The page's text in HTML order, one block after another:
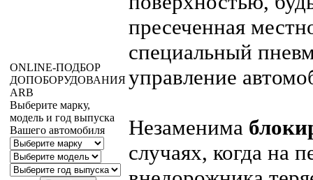
ONLINE-ПОДБОР
ДОПОБОРУДОВАНИЯ
ARB
Выберите марку,
модель и год выпуска
Вашего автомобиля
пресеченная
специальный
управление
Незаменима
случаях, когда на